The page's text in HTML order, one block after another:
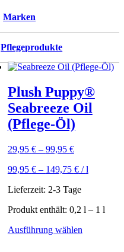
Plush Puppy®
Seabreeze Oil
(Pflege-Öl)
29,95 €– 99,95 €
99,95 €– 149,75 €/l
Lieferzeit: 2-3 Tage
Produkt enthält: 0,2 l – 1 l
Ausführung wählenDieses
Marken
Pflegeprodukte